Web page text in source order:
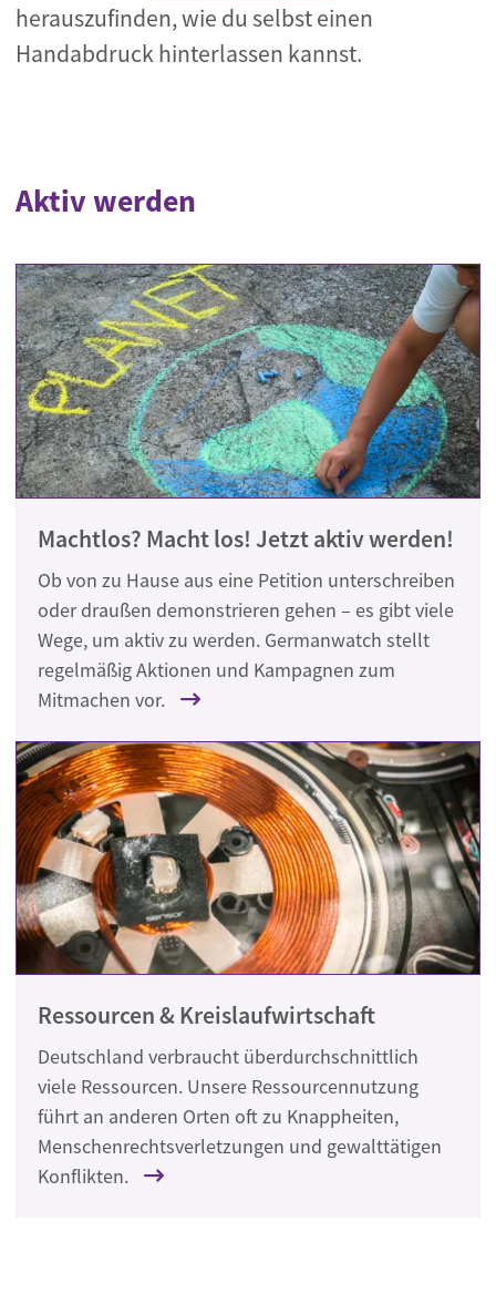
herauszufinden, wie du selbst einen
Handabdruck hinterlassen kannst.
Aktiv werden
Machtlos? Macht los! Jetzt aktiv werden!
Ob von zu Hause aus eine Petition unterschreiben
oder draußen demonstrieren gehen – es gibt viele
Wege, um aktiv zu werden. Germanwatch stellt
regelmäßig Aktionen und Kampagnen zum
Mitmachen vor.
Ressourcen & Kreislaufwirtschaft
Deutschland verbraucht überdurchschnittlich
viele Ressourcen. Unsere Ressourcennutzung
führt an anderen Orten oft zu Knappheiten,
Menschenrechtsverletzungen und gewalttätigen
Konflikten.